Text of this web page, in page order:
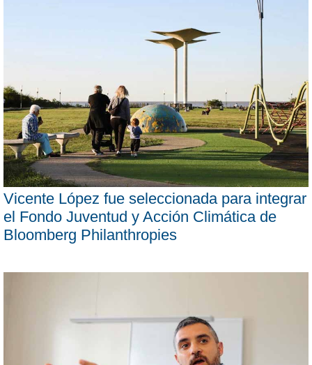
Vicente López fue seleccionada para integrar
el Fondo Juventud y Acción Climática de
Bloomberg Philanthropies